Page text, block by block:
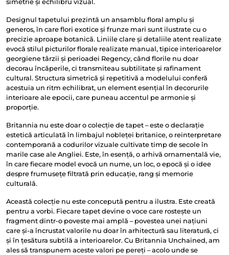
simetrie și echilibru vizual.
Designul tapetului prezintă un ansamblu floral amplu și
generos, în care flori exotice și frunze mari sunt ilustrate cu o
precizie aproape botanică. Liniile clare și detaliile atent realizate
evocă stilul picturilor florale realizate manual, tipice interioarelor
georgiene târzii și perioadei Regency, când florile nu doar
decorau încăperile, ci transmiteau subtilitate și rafinament
cultural. Structura simetrică și repetitivă a modelului conferă
acestuia un ritm echilibrat, un element esențial în decorurile
interioare ale epocii, care puneau accentul pe armonie și
proporție.
Britannia nu este doar o colecție de tapet – este o declarație
estetică articulată în limbajul nobleței britanice, o reinterpretare
contemporană a codurilor vizuale cultivate timp de secole în
marile case ale Angliei. Este, în esență, o arhivă ornamentală vie,
în care fiecare model evocă un nume, un loc, o epocă și o idee
despre frumusețe filtrată prin educație, rang și memorie
culturală.
Această colecție nu este concepută pentru a ilustra. Este creată
pentru a vorbi. Fiecare tapet devine o voce care rostește un
fragment dintr-o poveste mai amplă – povestea unei națiuni
care și-a încrustat valorile nu doar în arhitectură sau literatură, ci
și în țesătura subtilă a interioarelor. Cu Britannia Unchained, am
ales să transpunem aceste valori pe pereți – acolo unde se